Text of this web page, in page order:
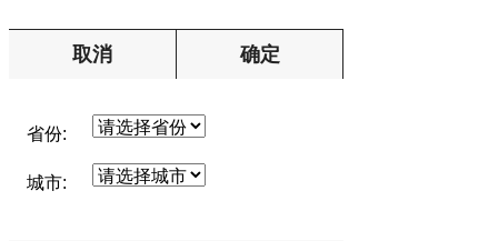
取消 确定
省份:
城市: